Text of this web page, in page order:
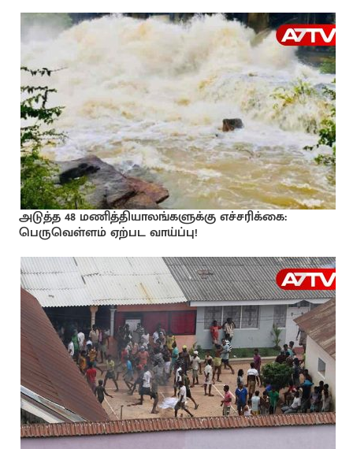
அடுத்த 48 மணித்தியாலங்களுக்கு எச்சரிக்கை:
பெருவெள்ளம் ஏற்பட வாய்ப்பு!